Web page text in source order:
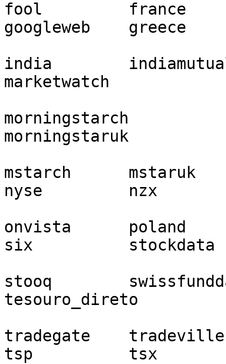
fool         france
googleweb    greece
india        indiamutual
marketwatch
morningstarch
morningstaruk
mstarch      mstaruk
nyse         nzx
onvista      poland
six          stockdata
stooq
tesouro_direto
tradegate
tsp          tsx